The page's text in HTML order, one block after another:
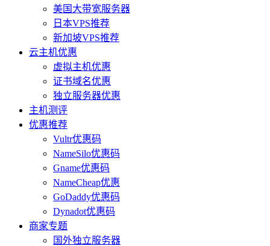
美国大带宽服务器
日本VPS推荐
新加坡VPS推荐
云主机优惠
虚拟主机优惠
证书域名优惠
独立服务器优惠
主机测评
优惠推荐
Vultr优惠码
NameSilo优惠码
Gname优惠码
NameCheap优惠
GoDaddy优惠码
Dynadot优惠码
商家专题
国外独立服务器